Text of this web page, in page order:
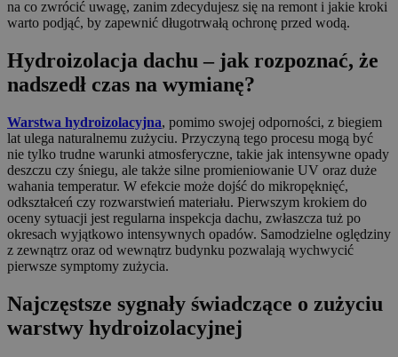
na co zwrócić uwagę, zanim zdecydujesz się na remont i jakie kroki
warto podjąć, by zapewnić długotrwałą ochronę przed wodą.
Hydroizolacja dachu – jak rozpoznać, że
nadszedł czas na wymianę?
Warstwa hydroizolacyjna, pomimo swojej odporności, z biegiem
lat ulega naturalnemu zużyciu. Przyczyną tego procesu mogą być
nie tylko trudne warunki atmosferyczne, takie jak intensywne opady
deszczu czy śniegu, ale także silne promieniowanie UV oraz duże
wahania temperatur. W efekcie może dojść do mikropęknięć,
odkształceń czy rozwarstwień materiału. Pierwszym krokiem do
oceny sytuacji jest regularna inspekcja dachu, zwłaszcza tuż po
okresach wyjątkowo intensywnych opadów. Samodzielne oględziny
z zewnątrz oraz od wewnątrz budynku pozwalają wychwycić
pierwsze symptomy zużycia.
Najczęstsze sygnały świadczące o zużyciu
warstwy hydroizolacyjnej